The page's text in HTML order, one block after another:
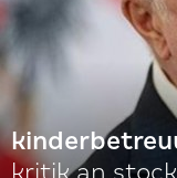
kritik an